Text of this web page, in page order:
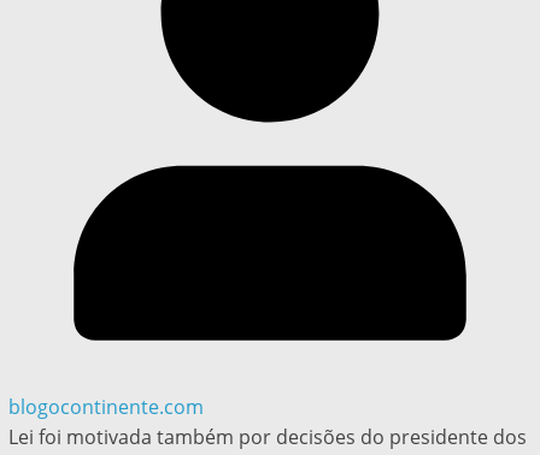
blogocontinente.com
Lei foi motivada também por decisões do presidente dos